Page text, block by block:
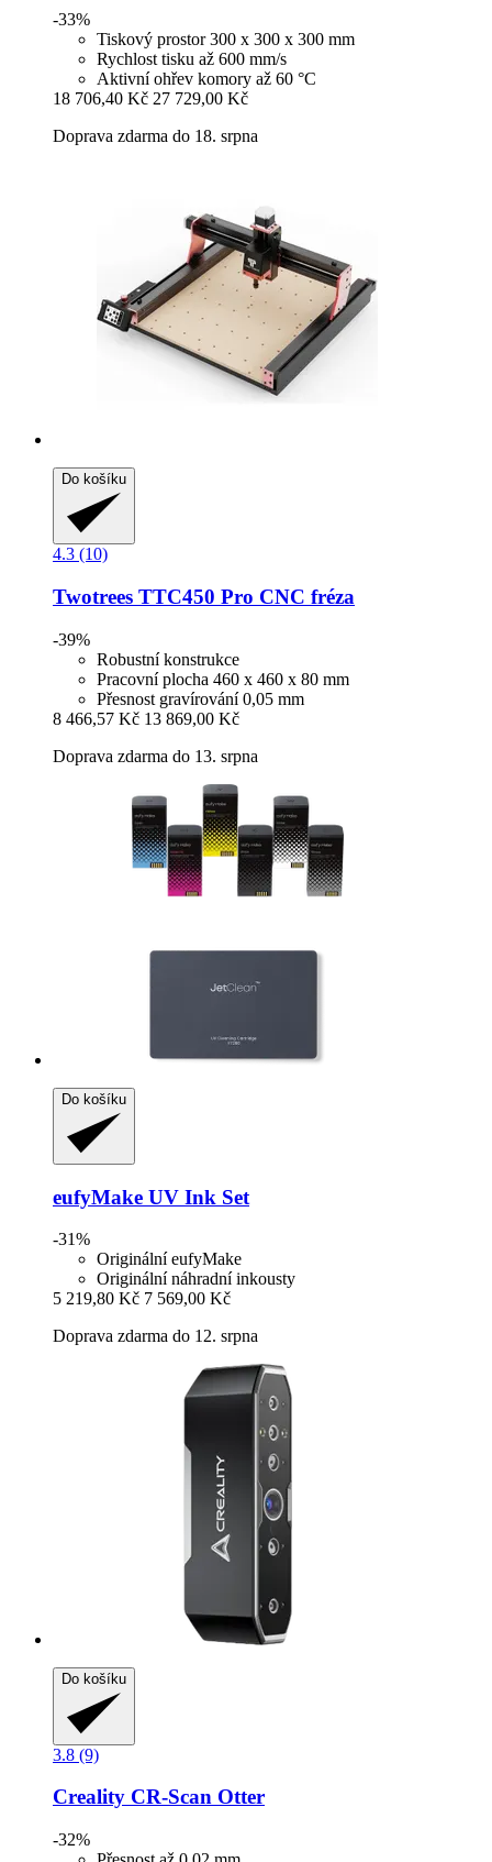
-33%
Tiskový prostor 300 x 300 x 300 mm
Rychlost tisku až 600 mm/s
Aktivní ohřev komory až 60 °C
18 706,40 Kč 27 729,00 Kč
Doprava zdarma do 18. srpna
Do košíku
4.3 (10)
Twotrees TTC450 Pro CNC fréza
-39%
Robustní konstrukce
Pracovní plocha 460 x 460 x 80 mm
Přesnost gravírování 0,05 mm
8 466,57 Kč 13 869,00 Kč
Doprava zdarma do 13. srpna
Do košíku
eufyMake UV Ink Set
-31%
Originální eufyMake
Originální náhradní inkousty
5 219,80 Kč 7 569,00 Kč
Doprava zdarma do 12. srpna
Do košíku
3.8 (9)
Creality CR-​Scan Otter
-32%